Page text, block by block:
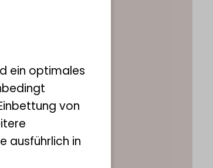
ein optimales
von
ausführlich in